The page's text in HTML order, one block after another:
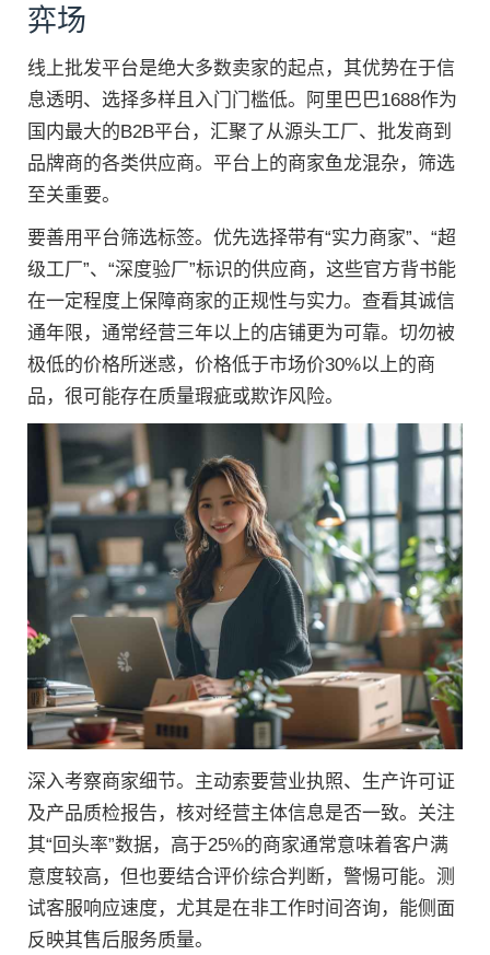
弈场
线上批发平台是绝大多数卖家的起点，其优势在于信
息透明、选择多样且入门门槛低。阿里巴巴1688作为
国内最大的B2B平台，汇聚了从源头工厂、批发商到
品牌商的各类供应商。平台上的商家鱼龙混杂，筛选
至关重要。
要善用平台筛选标签。优先选择带有“实力商家”、“超
级工厂”、“深度验厂”标识的供应商，这些官方背书能
在一定程度上保障商家的正规性与实力。查看其诚信
通年限，通常经营三年以上的店铺更为可靠。切勿被
极低的价格所迷惑，价格低于市场价30%以上的商
品，很可能存在质量瑕疵或欺诈风险。
深入考察商家细节。主动索要营业执照、生产许可证
及产品质检报告，核对经营主体信息是否一致。关注
其“回头率”数据，高于25%的商家通常意味着客户满
意度较高，但也要结合评价综合判断，警惕可能。测
试客服响应速度，尤其是在非工作时间咨询，能侧面
反映其售后服务质量。